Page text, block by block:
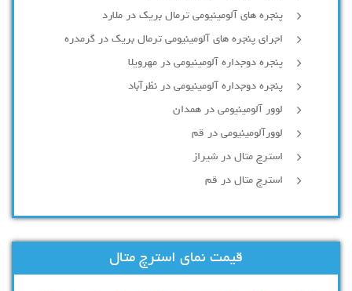
پنجره های آلومینیومی ترمال بریک در ملارد
اجرای پنجره های آلومینیومی ترمال بریک در گرمدره
پنجره دوجداره آلومینیومی در مهرویلا
پنجره دوجداره آلومینیومی در نظرآباد
لوور آلومینیومی در همدان
لوورآلومینیومی در قم
استرچ متال در شیراز
استرچ متال در قم
قیمت نمای استرچ متال